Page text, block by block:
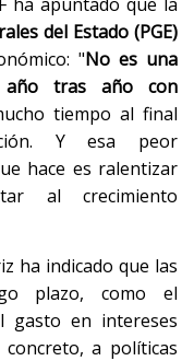
del Estado (PGE)
"No es una
año tras año con
tiempo al final
Y esa peor
hace es ralentizar
al crecimiento
ha indicado que las
plazo, como el
gasto en intereses
a políticas